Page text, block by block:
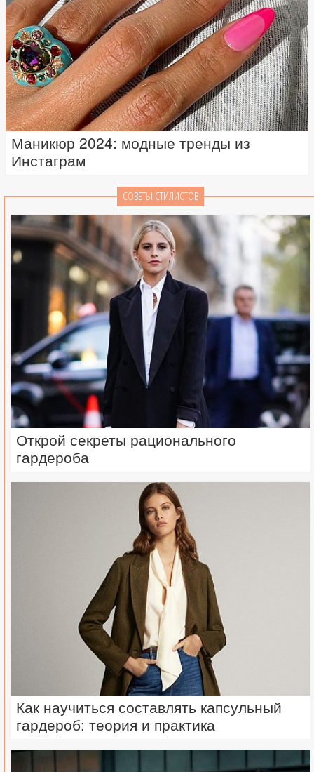
Маникюр 2024: модные тренды из
Инстаграм
СОВЕТЫ СТИЛИСТОВ
Открой секреты рационального
гардероба
Как научиться составлять капсульный
гардероб: теория и практика